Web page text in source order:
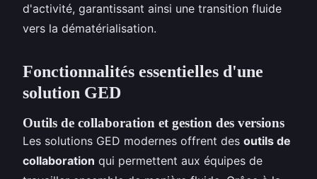
d'activité, garantissant ainsi une transition fluide
vers la dématérialisation.
Fonctionnalités essentielles d'une
solution GED
Outils de collaboration et gestion des versions
Les solutions GED modernes offrent des outils de
collaboration qui permettent aux équipes de